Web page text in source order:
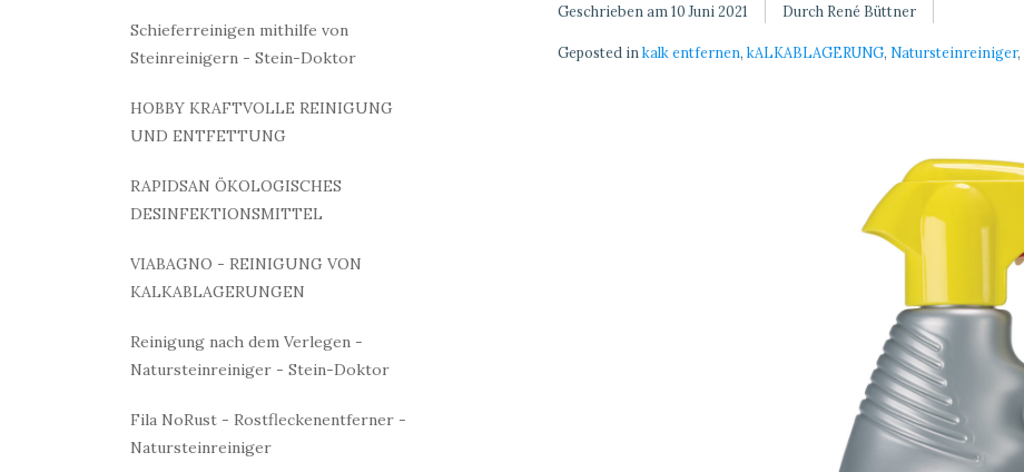
Geschrieben am 10 Juni 2021 Durch René Büttner
Geposted in kalk entfernen, kALKABLAGERUNG, Natursteinreiniger,
Schieferreinigen mithilfe von
Steinreinigern - Stein-Doktor
HOBBY KRAFTVOLLE REINIGUNG
UND ENTFETTUNG
RAPIDSAN ÖKOLOGISCHES
DESINFEKTIONSMITTEL
VIABAGNO - REINIGUNG VON
KALKABLAGERUNGEN
Reinigung nach dem Verlegen -
Natursteinreiniger - Stein-Doktor
Fila NoRust - Rostfleckenentferner -
Natursteinreiniger